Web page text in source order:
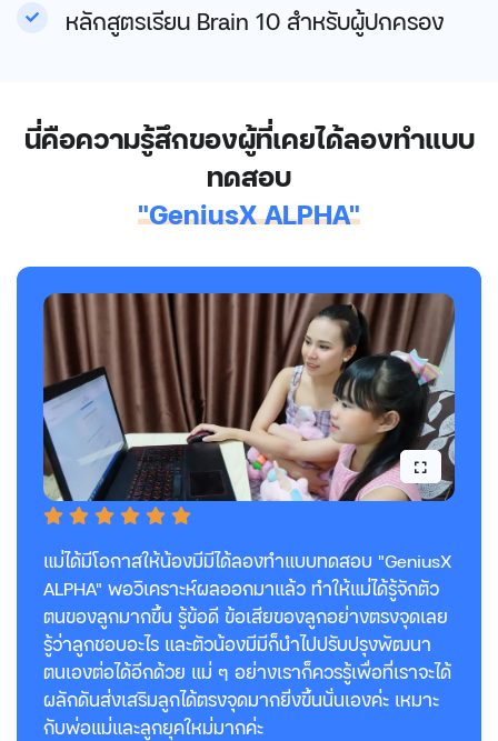
หลักสูตรเรียน Brain 10 สำหรับผู้ปกครอง
นี่คือความรู้สึกของผู้ที่เคยได้ลองทำแบบ
ทดสอบ
"GeniusX ALPHA"
แม่ได้มีโอกาสให้น้องมีมีได้ลองทำแบบทดสอบ "GeniusX
ALPHA" พอวิเคราะห์ผลออกมาแล้ว ทำให้แม่ได้รู้จักตัว
ตนของลูกมากขึ้น รู้ข้อดี ข้อเสียของลูกอย่างตรงจุดเลย
รู้ว่าลูกชอบอะไร และตัวน้องมีมีก็นำไปปรับปรุงพัฒนา
ตนเองต่อได้อีกด้วย แม่ ๆ อย่างเราก็ควรรู้เพื่อที่เราจะได้
ผลักดันส่งเสริมลูกได้ตรงจุดมากยิ่งขึ้นนั่นเองค่ะ เหมาะ
กับพ่อแม่และลูกยุคใหม่มากค่ะ